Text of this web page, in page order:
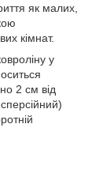
як малих,
кімнат.
у
2 см від